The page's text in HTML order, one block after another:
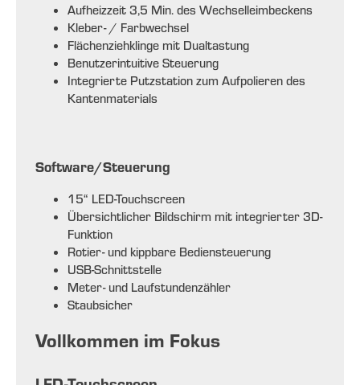
Aufheizzeit 3,5 Min. des Wechselleimbeckens
Kleber- / Farbwechsel
Flächenziehklinge mit Dualtastung
Benutzerintuitive Steuerung
Integrierte Putzstation zum Aufpolieren des
Kantenmaterials
Software/Steuerung
15“ LED-Touchscreen
Übersichtlicher Bildschirm mit integrierter 3D-
Funktion
Rotier- und kippbare Bediensteuerung
USB-Schnittstelle
Meter- und Laufstundenzähler
Staubsicher
Vollkommen im Fokus